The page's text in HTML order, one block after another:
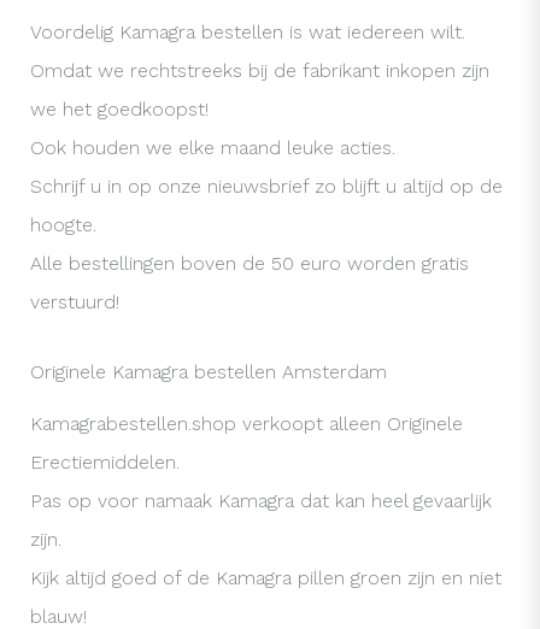
Voordelig Kamagra bestellen is wat iedereen wilt.
Omdat we rechtstreeks bij de fabrikant inkopen zijn
we het goedkoopst!
Ook houden we elke maand leuke acties.
Schrijf u in op onze nieuwsbrief zo blijft u altijd op de
hoogte.
Alle bestellingen boven de 50 euro worden gratis
verstuurd!
Originele Kamagra bestellen Amsterdam
Kamagrabestellen.shop verkoopt alleen Originele
Erectiemiddelen.
Pas op voor namaak Kamagra dat kan heel gevaarlijk
zijn.
Kijk altijd goed of de Kamagra pillen groen zijn en niet
blauw!